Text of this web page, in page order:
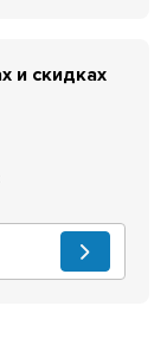
и скидках